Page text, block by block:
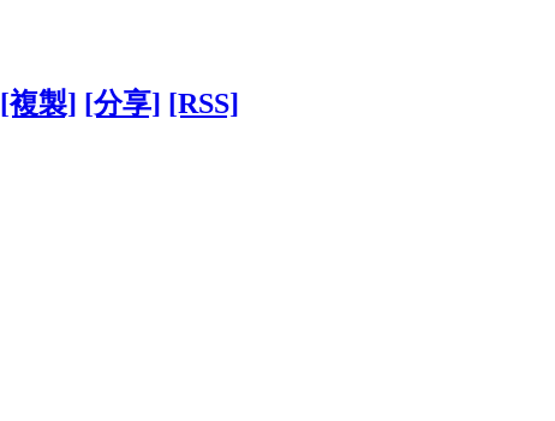
[複製] [分享] [RSS]